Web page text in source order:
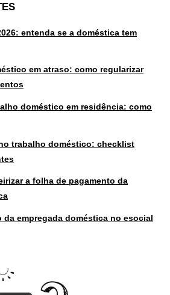
entenda se a doméstica tem
em atraso: como regularizar
doméstico em residência: como
trabalho doméstico: checklist
a folha de pagamento da
da empregada doméstica no esocial